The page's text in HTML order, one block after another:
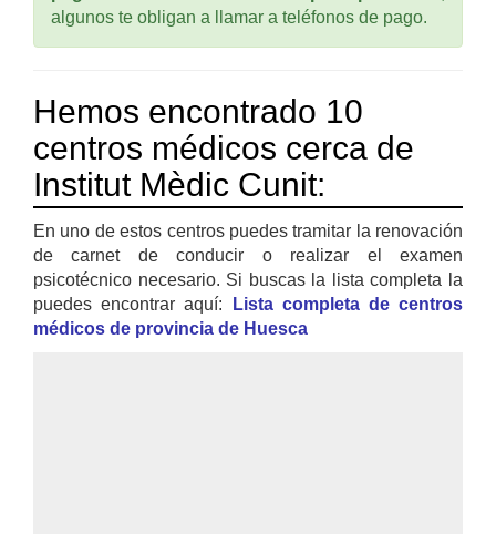
algunos te obligan a llamar a teléfonos de pago.
Hemos encontrado 10
centros médicos cerca de
Institut Mèdic Cunit:
En uno de estos centros puedes tramitar la renovación
de carnet de conducir o realizar el examen
psicotécnico necesario. Si buscas la lista completa la
puedes encontrar aquí:
Lista completa de centros
médicos de provincia de Huesca